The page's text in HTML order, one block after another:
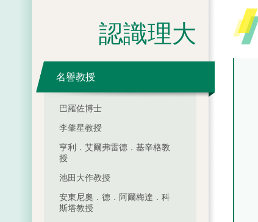
認識理大
名譽教授
巴羅佐博士
李肇星教授
亨利．艾爾弗雷德．基辛格教
授
池田大作教授
安東尼奧．德．阿爾梅達．科
斯塔教授